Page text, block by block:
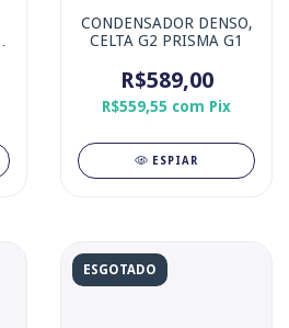
CONDENSADOR DENSO,
CELTA G2 PRISMA G1
R$589,00
R$559,55 com Pix
ESPIAR
ESGOTADO